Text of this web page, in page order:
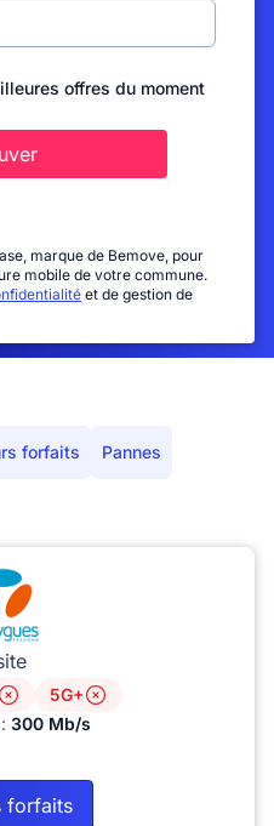
offres du moment
marque de Bemove, pour
mobile de votre commune.
et de gestion de
forfaits Pannes
5G+
300 Mb/s
forfaits